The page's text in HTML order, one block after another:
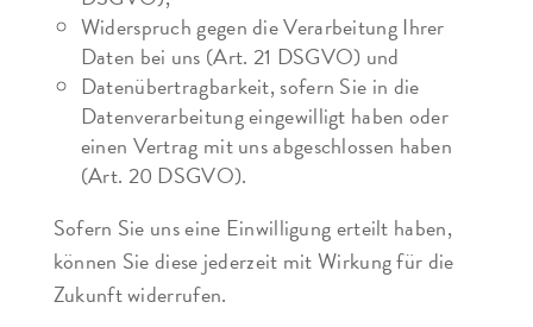
Widerspruch gegen die Verarbeitung Ihrer
Daten bei uns (Art. 21 DSGVO) und
Datenübertragbarkeit, sofern Sie in die
Datenverarbeitung eingewilligt haben oder
einen Vertrag mit uns abgeschlossen haben
(Art. 20 DSGVO).
Sofern Sie uns eine Einwilligung erteilt haben,
können Sie diese jederzeit mit Wirkung für die
Zukunft widerrufen.